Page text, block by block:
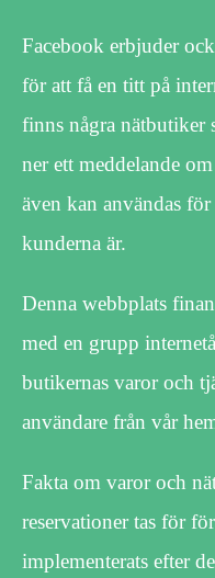
Facebook erbjuder
för att få en titt på
finns några nätbutiker
ner ett meddelande
även kan användas
kunderna är.
Denna webbplats
med en grupp
butikernas varor och
användare från vår
Fakta om varor och
reservationer tas för
implementerats efter